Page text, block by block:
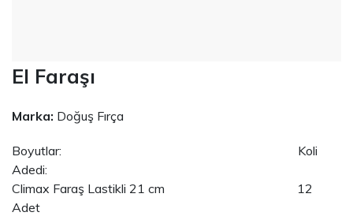
El Faraşı
Marka: Doğuş Fırça
Boyutlar: Koli
Adedi:
Climax Faraş Lastikli 21 cm 12
Adet